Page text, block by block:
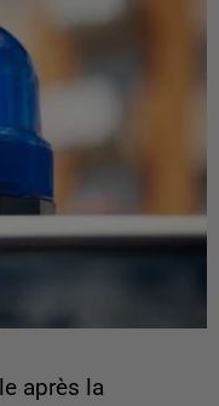
après la